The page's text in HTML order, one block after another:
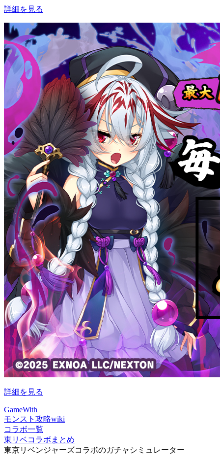
詳細を見る
詳細を見る
GameWith
モンスト攻略wiki
コラボ一覧
東リベコラボまとめ
東京リベンジャーズコラボのガチャシミュレーター